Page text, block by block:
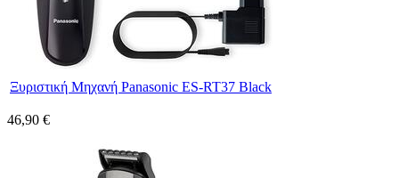
Ξυριστική Μηχανή Panasonic ES-RT37 Black
46,90 €